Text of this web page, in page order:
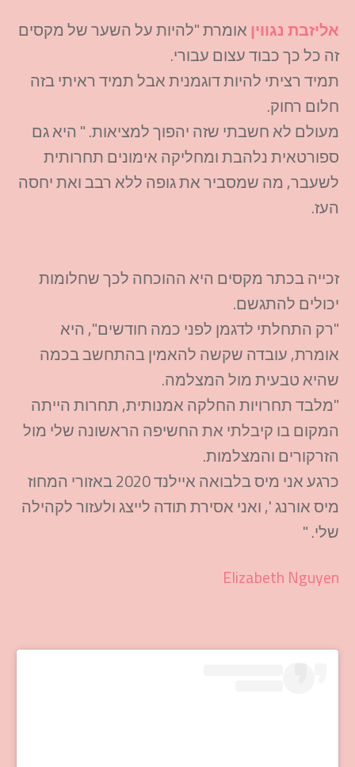
אליזבת נגוויןאומרת "להיות על השער של מקסים
זה כל כך כבוד עצום עבורי.
תמיד רציתי להיות דוגמנית אבל תמיד ראיתי בזה
חלום רחוק.
מעולם לא חשבתי שזה יהפוך למציאות. " היא גם
ספורטאית נלהבת ומחליקה אימונים תחרותית
לשעבר, מה שמסביר את גופה ללא רבב ואת יחסה
העז.
זכייה בכתר מקסים היא ההוכחה לכך שחלומות
יכולים להתגשם.
"רק התחלתי לדגמן לפני כמה חודשים", היא
אומרת, עובדה שקשה להאמין בהתחשב בכמה
שהיא טבעית מול המצלמה.
"מלבד תחרויות החלקה אמנותית, תחרות הייתה
המקום בו קיבלתי את החשיפה הראשונה שלי מול
הזרקורים והמצלמות.
כרגע אני מיס בלבואה איילנד 2020 באזורי המחוז
מיס אורנג ', ואני אסירת תודה לייצג ולעזור לקהילה
שלי. "
Elizabeth Nguyen